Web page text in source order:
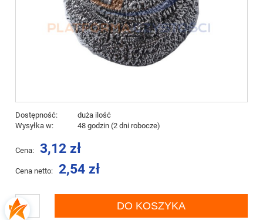
Dostępność:
duża ilość
Wysyłka w:
48 godzin (2 dni robocze)
Cena: 3,12 zł
Cena netto: 2,54 zł
DO KOSZYKA